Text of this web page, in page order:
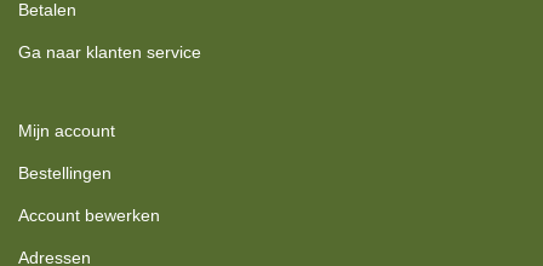
Betalen
Ga naar klanten service
Mijn account
Bestellingen
Account bewerken
Adressen